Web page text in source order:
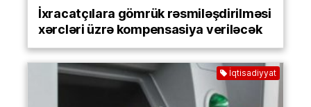
İxracatçılara gömrük rəsmiləşdirilməsi
xərcləri üzrə kompensasiya veriləcək
İqtisadiyyat